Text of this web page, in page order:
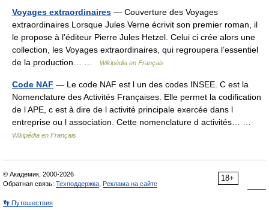
Voyages extraordinaires — Couverture des Voyages
extraordinaires Lorsque Jules Verne écrivit son premier roman, il
le propose à l’éditeur Pierre Jules Hetzel. Celui ci crée alors une
collection, les Voyages extraordinaires, qui regroupera l’essentiel
de la production… …
Wikipédia en Français
Code NAF — Le code NAF est l un des codes INSEE. C est la
Nomenclature des Activités Françaises. Elle permet la codification
de l APE, c est à dire de l activité principale exercée dans l
entreprise ou l association. Cette nomenclature d activités… …
Wikipédia en Français
18+
© Академик, 2000-2026
Обратная связь: Техподдержка Реклама на сайте
👣 Путешествия